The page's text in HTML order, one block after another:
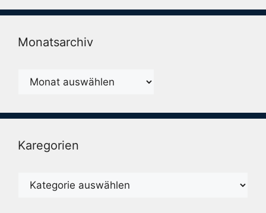
Monatsarchiv
Monatsarchiv
Karegorien
Karegorien